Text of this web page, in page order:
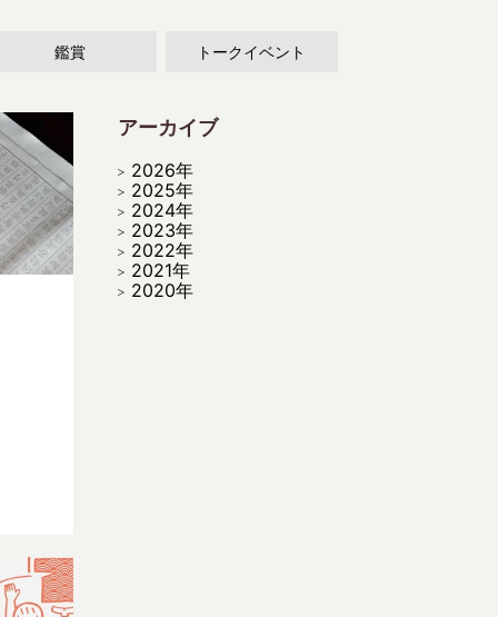
鑑賞 トークイベント
アーカイブ
2026年
2025年
2024年
2023年
2022年
2021年
2020年